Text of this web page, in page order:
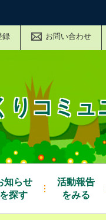
録 お問い合わせ
りコミュ
知らせ
を探す
活動報告
をみる